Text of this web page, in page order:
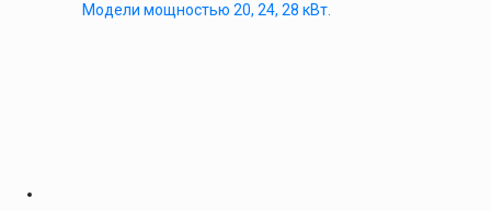
Модели мощностью 20, 24, 28 кВт.